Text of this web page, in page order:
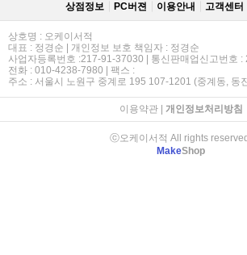
상점정보 PC버젼 이용안내 고객센터
상호명 : 오케이서적
대표 : 정경순 | 개인정보 보호 책임자 : 정경순
사업자등록번호 :217-91-37030 | 통신판매업신고번호
전화 : 010-4238-7980 | 팩스 :
주소 : 서울시 노원구 중계로 195 107-1201 (중계동, 동
이용약관| 개인정보처리방침
ⓒ오케이서적 All rights
MakeShop